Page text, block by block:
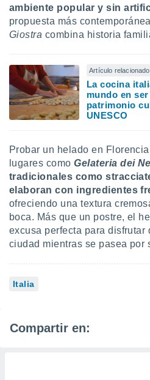
ambiente popular y sin
propuesta más
Giostra combina historia
Artículo relacionado
La cocina
mundo en
patrimonio
UNESCO
Probar un helado en
lugares comoGelateria dei
tradicionales como
elaboran con ingredientes
ofreciendo una textura
boca. Más que un postre, el
excusa perfecta para
ciudad mientras se pasea por
Italia
Compartir en: